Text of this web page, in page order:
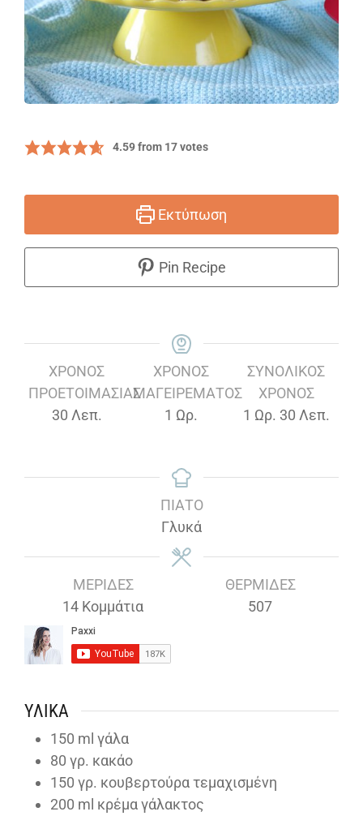
4.59from 17votes
Εκτύπωση
Pin Recipe
ΧΡΌΝΟΣ
ΠΡΟΕΤΟΙΜΑΣΊΑΣ
30Λεπτά
Λεπ.
ΧΡΌΝΟΣ
ΜΑΓΕΙΡΈΜΑΤΟΣ
1 Ώρα
Ωρ.
ΣΥΝΟΛΙΚΌΣ
ΧΡΌΝΟΣ
1 Ώρα
Ωρ. 30Λεπτά
Λεπ.
ΠΙΆΤΟ
Γλυκά
ΜΕΡΊΔΕΣ
14 Κομμάτια
ΘΕΡΜΊΔΕΣ
507
ΥΛΙΚΆ
150 ml γάλα
80 γρ. κακάο
150 γρ. κουβερτούρα τεμαχισμένη
200 ml κρέμα γάλακτος